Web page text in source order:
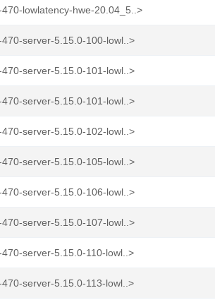
lowlatency-hwe-20.04_5..>
server-5.15.0-100-lowl..>
server-5.15.0-101-lowl..>
server-5.15.0-101-lowl..>
server-5.15.0-102-lowl..>
server-5.15.0-105-lowl..>
server-5.15.0-106-lowl..>
server-5.15.0-107-lowl..>
server-5.15.0-110-lowl..>
server-5.15.0-113-lowl..>